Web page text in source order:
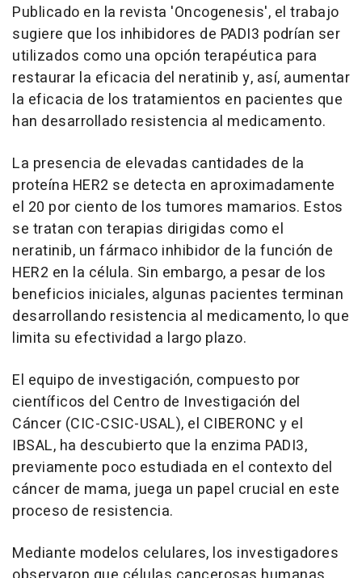
Publicado en la revista 'Oncogenesis', el trabajo
sugiere que los inhibidores de PADI3 podrían ser
utilizados como una opción terapéutica para
restaurar la eficacia del neratinib y, así, aumentar
la eficacia de los tratamientos en pacientes que
han desarrollado resistencia al medicamento.
La presencia de elevadas cantidades de la
proteína HER2 se detecta en aproximadamente
el 20 por ciento de los tumores mamarios. Estos
se tratan con terapias dirigidas como el
neratinib, un fármaco inhibidor de la función de
HER2 en la célula. Sin embargo, a pesar de los
beneficios iniciales, algunas pacientes terminan
desarrollando resistencia al medicamento, lo que
limita su efectividad a largo plazo.
El equipo de investigación, compuesto por
científicos del Centro de Investigación del
Cáncer (CIC-CSIC-USAL), el CIBERONC y el
IBSAL, ha descubierto que la enzima PADI3,
previamente poco estudiada en el contexto del
cáncer de mama, juega un papel crucial en este
proceso de resistencia.
Mediante modelos celulares, los investigadores